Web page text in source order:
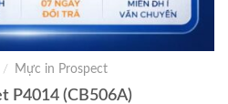
/ Mực in Prospect
P4014 (CB506A)